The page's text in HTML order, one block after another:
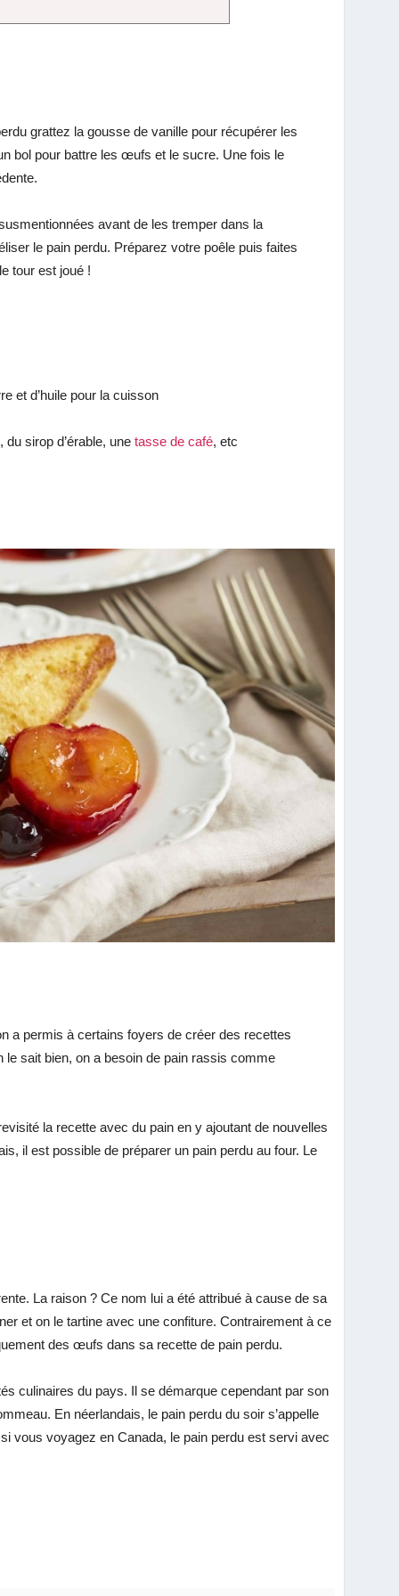
grattez la gousse de vanille pour récupérer les
bol pour battre les œufs et le sucre. Une fois le
avant de les tremper dans la
le pain perdu. Préparez votre poêle puis faites
tour est joué !
et d’huile pour la cuisson
sirop d’érable, unetasse de café, etc
a permis à certains foyers de créer des recettes
le sait bien, on a besoin de pain rassis comme
la recette avec du pain en y ajoutant de nouvelles
il est possible de préparer un pain perdu au four. Le
La raison ? Ce nom lui a été attribué à cause de sa
et on le tartine avec une confiture. Contrairement à ce
des œufs dans sa recette de pain perdu.
culinaires du pays. Il se démarque cependant par son
En néerlandais, le pain perdu du soir s’appelle
vous voyagez en Canada, le pain perdu est servi avec